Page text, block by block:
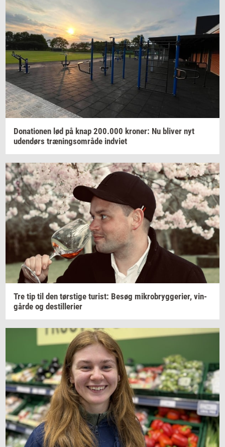
Do­na­tio­nen lød på knap 200.000 kro­ner: Nu bli­ver nyt
uden­dørs træ­nings­om­rå­de ind­vi­et
Tre tip til den tørsti­ge turist: Besøg mi­kro­bryg­ge­ri­er, vin­
går­de og destil­le­ri­er